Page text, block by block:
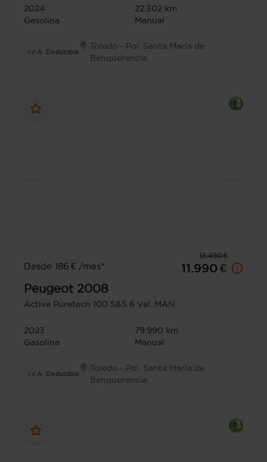
2024
22.302 km
Gasolina
Manual
I.V.A. Deducible
Toledo - Pol. Santa María de
Benquerencia
13.490 €
Desde 186 € /mes*
11.990 €
Peugeot 2008
Active Puretech 100 S&S 6 Vel. MAN
2023
79.990 km
Gasolina
Manual
I.V.A. Deducible
Toledo - Pol. Santa María de
Benquerencia